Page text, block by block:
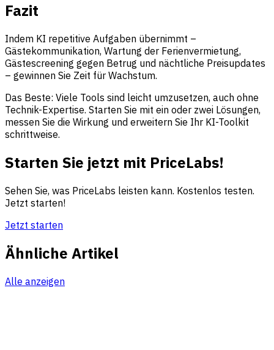
Fazit
Indem KI repetitive Aufgaben übernimmt –
Gästekommunikation, Wartung der Ferienvermietung,
Gästescreening gegen Betrug und nächtliche Preisupdates
– gewinnen Sie Zeit für Wachstum.
Das Beste: Viele Tools sind leicht umzusetzen, auch ohne
Technik-Expertise. Starten Sie mit ein oder zwei Lösungen,
messen Sie die Wirkung und erweitern Sie Ihr KI-Toolkit
schrittweise.
Starten Sie jetzt mit PriceLabs!
Sehen Sie, was PriceLabs leisten kann. Kostenlos testen.
Jetzt starten!
Jetzt starten
Ähnliche Artikel
Alle anzeigen